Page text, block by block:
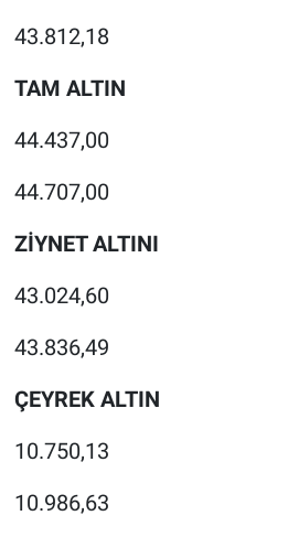
43.812,18
TAM ALTIN
44.437,00
44.707,00
ZİYNET ALTINI
43.024,60
43.836,49
ÇEYREK ALTIN
10.750,13
10.986,63